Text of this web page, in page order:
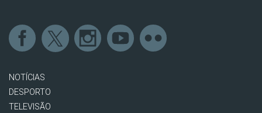
NOTÍCIAS
DESPORTO
TELEVISÃO